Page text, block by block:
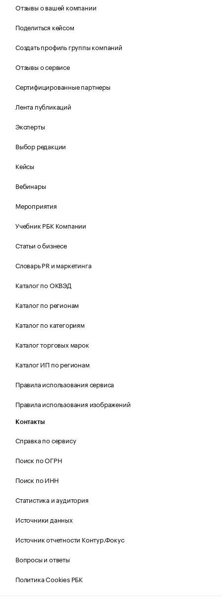
Отзывы о вашей компании
Поделиться кейсом
Создать профиль группы компаний
Отзывы о сервисе
Сертифицированные партнеры
Лента публикаций
Эксперты
Выбор редакции
Кейсы
Вебинары
Мероприятия
Учебник РБК Компании
Статьи о бизнесе
Словарь PR и маркетинга
Каталог по ОКВЭД
Каталог по регионам
Каталог по категориям
Каталог торговых марок
Каталог ИП по регионам
Правила использования сервиса
Правила использования изображений
Контакты
Справка по сервису
Поиск по ОГРН
Поиск по ИНН
Статистика и аудитория
Источники данных
Источник отчетности Контур.Фокус
Вопросы и ответы
Политика Cookies РБК